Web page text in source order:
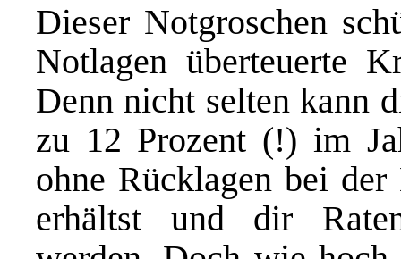
Dieser Notgroschen
Notlagen überteuerte
Denn nicht selten kann
zu 12 Prozent (!) im
ohne Rücklagen bei
erhältst und dir